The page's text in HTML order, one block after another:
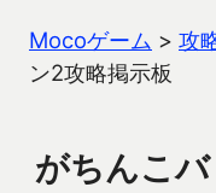
Mocoゲーム > 攻
ン2攻略掲示板
がちんこ